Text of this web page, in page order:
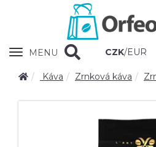
Zobrazit
MENU CZK/EUR
Káva Zrnková káva